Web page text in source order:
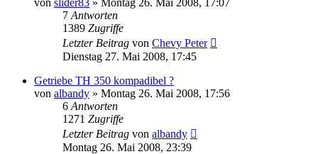
7 Antworten
1389 Zugriffe
Letzter Beitrag von Chevy Peter
Dienstag 27. Mai 2008, 17:45
Getriebe TH 350 kompadibel ?
von albandy » Montag 26. Mai 2008, 17:56
6 Antworten
1271 Zugriffe
Letzter Beitrag von albandy
Montag 26. Mai 2008, 23:39